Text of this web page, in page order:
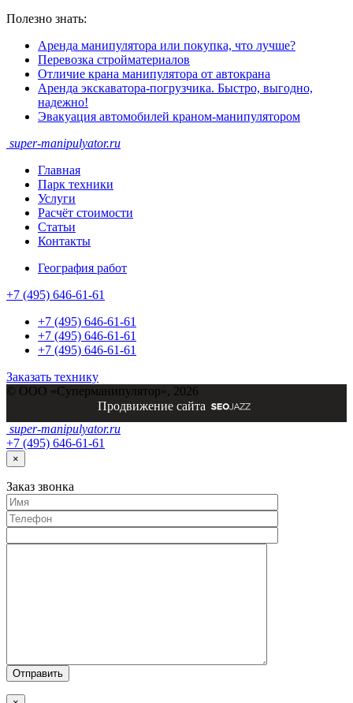
Полезно знать:
Аренда манипулятора или покупка, что лучше?
Перевозка стройматериалов
Отличие крана манипулятора от автокрана
Аренда экскаватора-погрузчика. Быстро, выгодно,
надежно!
Эвакуация автомобилей краном-манипулятором
super-manipulyator.ru
Главная
Парк техники
Услуги
Расчёт стоимости
Статьи
Контакты
География работ
+7 (495) 646-61-61
+7 (495) 646-61-61
+7 (495) 646-61-61
+7 (495) 646-61-61
Заказать технику
© ООО «Суперманипулятор», 2026
Продвижение сайта
super-manipulyator.ru
+7 (495) 646-61-61
×
Заказ звонка